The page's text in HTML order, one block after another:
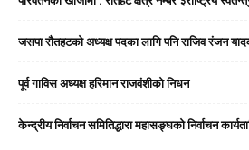
जसपा राैतहटको अध्यक्ष पदका लागि पनि राजिव रंजन
पूर्व गाविस अध्यक्ष हरिमान राजवंशीको निधन
केन्द्रीय निर्वाचन समितिद्धारा महासङ्घको निर्वाचन